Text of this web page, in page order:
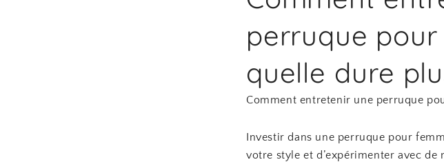
perruque
quelle dure
Comment entretenir une perruque
Investir dans une perruque pour
votre style et d’expérimenter avec